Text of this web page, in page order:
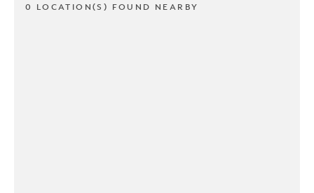
0 LOCATION(S) FOUND NEARBY